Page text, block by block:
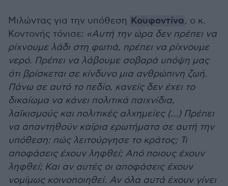
Μιλώντας για την υπόθεση Κουφοντίνα, ο κ.
Κοντονής τόνισε: «Αυτή την ώρα δεν πρέπει να
ρίχνουμε λάδι στη φωτιά, πρέπει να ρίχνουμε
νερό. Πρέπει να λάβουμε σοβαρά υπόψη μας
ότι βρίσκεται σε κίνδυνο μια ανθρώπινη ζωή.
Πάνω σε αυτό το πεδίο, κανείς δεν έχει το
δικαίωμα να κάνει πολιτικά παιχνίδια,
λαϊκισμούς και πολιτικές αλχημείες (...) Πρέπει
να απαντηθούν καίρια ερωτήματα σε αυτή την
υπόθεση: πώς λειτούργησε το κράτος; Τι
αποφάσεις έχουν ληφθεί; Από ποιους έχουν
ληφθεί; Και αν αυτές οι αποφάσεις έχουν
νομίμως κοινοποιηθεί. Αν όλα αυτά έχουν γίνει